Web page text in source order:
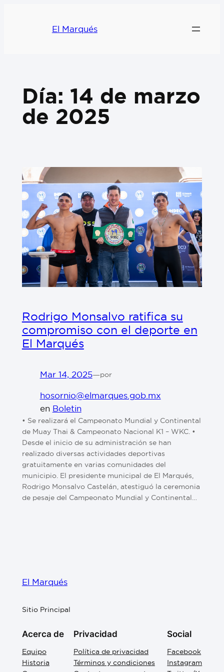
El Marqués
Día: 14 de marzo
de 2025
Rodrigo Monsalvo ratifica su
compromiso con el deporte en
El Marqués
Mar 14, 2025—por
hosornio@elmarques.gob.mx
en Boletin
• Se realizará el Campeonato Mundial y Continental
de Muay Thai & Campeonato Nacional K1 – WKC. •
Desde el inicio de su administración se han
realizado diversas actividades deportivas
gratuitamente en varias comunidades del
municipio. El presidente municipal de El Marqués,
Rodrigo Monsalvo Castelán, atestiguó la ceremonia
de pesaje del Campeonato Mundial y Continental…
El Marqués
Sitio Principal
Acerca de
Equipo
Historia
Privacidad
Política de privacidad
Términos y condiciones
Social
Facebook
Instagram